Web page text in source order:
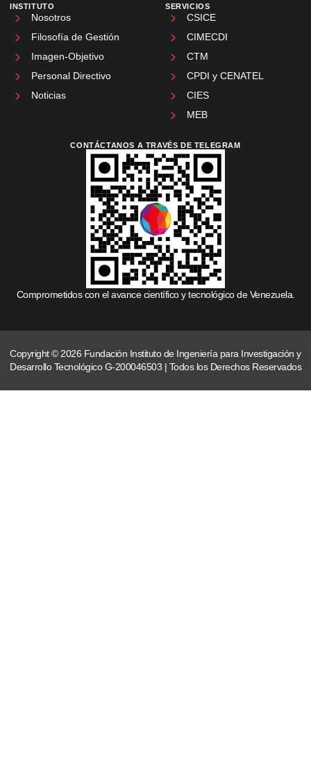
INSTITUTO
Nosotros
Filosofía de Gestión
Imagen-Objetivo
Personal Directivo
Noticias
SERVICIOS
CSICE
CIMECDI
CTM
CPDI y CENATEL
CIES
MEB
CONTÁCTANOS A TRAVÉS DE TELEGRAM
Comprometidos con el avance científico y tecnológico de Venezuela.
Copyright © 2026 Fundación Instituto de Ingeniería para Investigación y
Desarrollo Tecnológico G-200046503 | Todos los Derechos Reservados